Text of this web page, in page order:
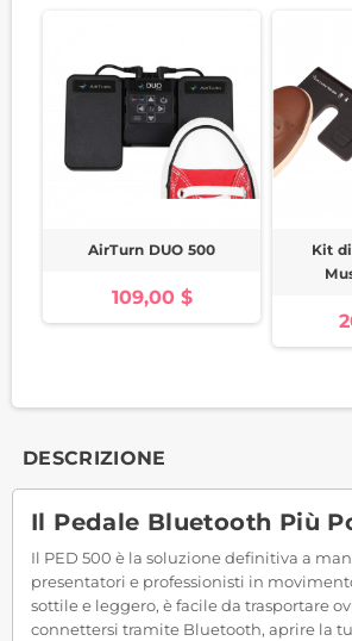
AirTurn DUO 500
109,00 $
Kit
DESCRIZIONE
Il Pedale Bluetooth Più
Il PED 500 è la soluzione definitiva a
presentatori e professionisti in
sottile e leggero, è facile da trasportare
connettersi tramite Bluetooth, aprire la